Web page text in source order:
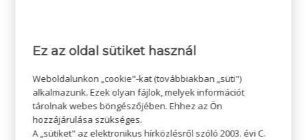
Ez az oldal sütiket használ
Weboldalunkon „cookie"-kat (továbbiakban „süti")
alkalmazunk. Ezek olyan fájlok, melyek információt
tárolnak webes böngészőjében. Ehhez az Ön
hozzájárulása szükséges.
A „sütiket" az elektronikus hírközlésről szóló 2003. évi C.